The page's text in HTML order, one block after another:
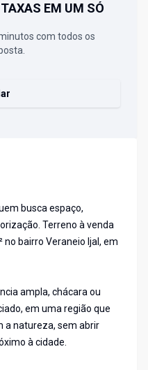
EM UM SÓ
com todos os
busca espaço,
Terreno à venda
bairro Veraneio Ijal, em
ampla, chácara ou
em uma região que
a natureza, sem abrir
à cidade.